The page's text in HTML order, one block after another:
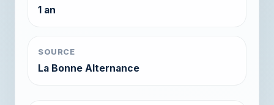
1 an
SOURCE
La Bonne Alternance